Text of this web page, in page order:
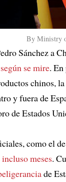
By Ministry
Sánchez a
según se mire.
chinos,
y fuera de
de Estados
como el
meses.
de